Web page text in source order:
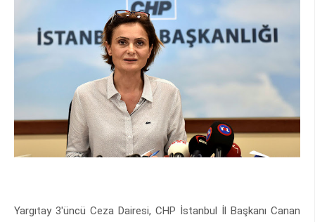
Yargıtay 3'üncü Ceza Dairesi, CHP İstanbul İl Başkanı Canan